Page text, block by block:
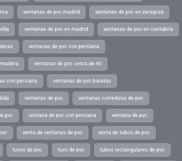
ventanas de pvc madrid ventanas de pvc en zaragoza
ventanas de pvc en madrid ventanas de pvc en cantabria
ventanas de pvc con persiana
ventanas de pvc cerca de mi
con persiana ventanas de pvc baratas
ventanas de pvc ventanas corredizas de pvc
pvc ventana de pvc con persiana ventana de pvc
venta de ventanas de pvc venta de tubos de pvc
tuvos de pvc tuvo de pvc tubos rectangulares de pvc